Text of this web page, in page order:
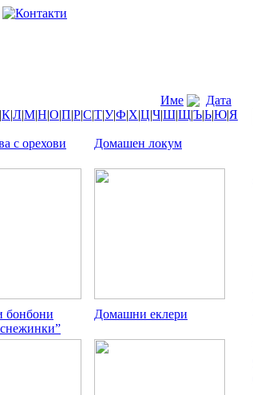
Име
Дата
|К|Л|М|Н|О|П|Р|С|Т|У|Ф|Х|Ц|Ч|Ш|Щ|Ъ|Ь|Ю|Я
с орехови
Домашен локум
бонбони
Домашни еклери